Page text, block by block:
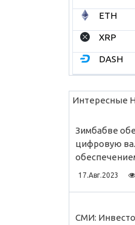
ETH
XRP
DASH
Интересные
Зимбабве
цифровую
17.Авг.2023
СМИ: